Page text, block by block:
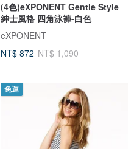
(4色)eXPONENT Gentle Style
紳士風格 四角泳褲-白色
eXPONENT
NT$ 872 NT$ 1,090
免運